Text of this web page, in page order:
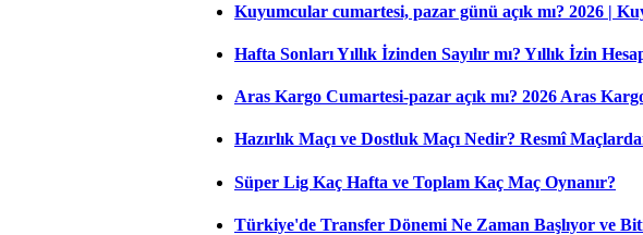
Kuyumcular cumartesi, pazar günü açık mı? 2026 |
Hafta Sonları Yıllık İzinden Sayılır mı? Yıllık İzin
Aras Kargo Cumartesi-pazar açık mı? 2026 Aras
Hazırlık Maçı ve Dostluk Maçı Nedir? Resmî
Süper Lig Kaç Hafta ve Toplam Kaç Maç Oynanır?
Türkiye'de Transfer Dönemi Ne Zaman Başlıyor ve